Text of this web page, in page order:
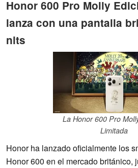
Honor 600 Pro Molly
lanza con una pantalla
nits
La Honor 600 Pro
Limitada
Honor ha lanzado oficialmente los
Honor 600 en el mercado británico,